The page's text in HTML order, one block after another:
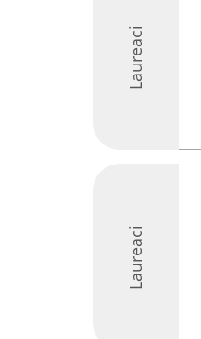
Laureaci
Laureaci